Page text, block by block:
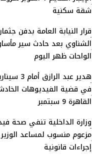
شقة سكنية
قرار النيابة العامة بدفن
الشناوي بعد حادث سير
الواحات ظهر اليوم
هدير عبد
في قضية الفيديوهات
القاهرة 9 سبتمبر
وزارة الداخلية تنفي صحة
مزعوم منسوب لمساعد
إجراءات قانونية